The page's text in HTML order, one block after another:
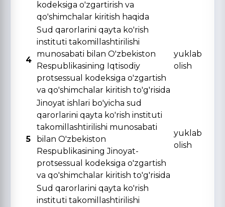
kodeksiga o'zgartirish va
qo'shimchalar kiritish haqida
4
Sud qarorlarini qayta ko'rish
instituti takomillashtirilishi
munosabati bilan O'zbekiston
Respublikasining Iqtisodiy
protsessual kodeksiga o'zgartish
va qo'shimchalar kiritish to'g'risida
yuklab
olish
5
Jinoyat ishlari bo'yicha sud
qarorlarini qayta ko'rish instituti
takomillashtirilishi munosabati
bilan O'zbekiston
Respublikasining Jinoyat-
protsessual kodeksiga o'zgartish
va qo'shimchalar kiritish to'g'risida
yuklab
olish
Sud qarorlarini qayta ko'rish
instituti takomillashtirilishi